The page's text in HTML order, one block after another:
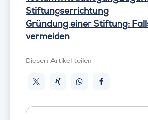
Stiftungserrichtung
Gründung einer Stiftung:
vermeiden
Diesen Artikel teilen